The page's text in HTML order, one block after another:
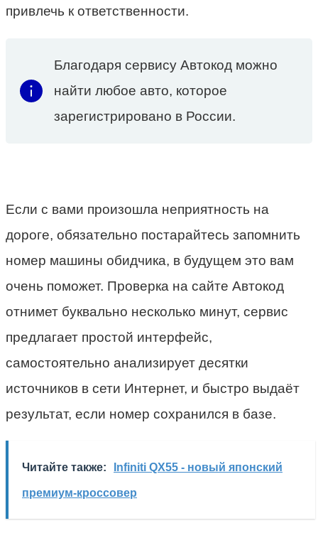
привлечь к ответственности.
Благодаря сервису Автокод можно
найти любое авто, которое
зарегистрировано в России.
Если с вами произошла неприятность на
дороге, обязательно постарайтесь запомнить
номер машины обидчика, в будущем это вам
очень поможет. Проверка на сайте Автокод
отнимет буквально несколько минут, сервис
предлагает простой интерфейс,
самостоятельно анализирует десятки
источников в сети Интернет, и быстро выдаёт
результат, если номер сохранился в базе.
Читайте также: Infiniti QX55 - новый японский
премиум-кроссовер